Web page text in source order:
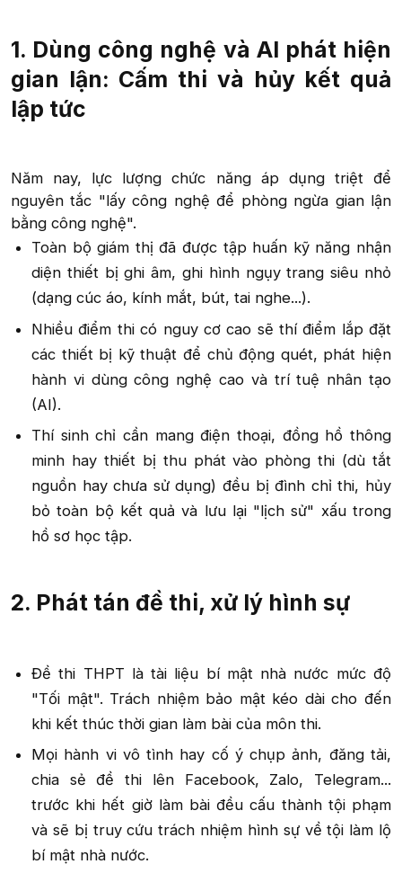
1. Dùng công nghệ và AI phát hiện
gian lận: Cấm thi và hủy kết quả
lập tức​
Năm nay, lực lượng chức năng áp dụng triệt để
nguyên tắc "lấy công nghệ để phòng ngừa gian lận
bằng công nghệ".​
Toàn bộ giám thị đã được tập huấn kỹ năng nhận
diện thiết bị ghi âm, ghi hình ngụy trang siêu nhỏ
(dạng cúc áo, kính mắt, bút, tai nghe...).​
Nhiều điểm thi có nguy cơ cao sẽ thí điểm lắp đặt
các thiết bị kỹ thuật để chủ động quét, phát hiện
hành vi dùng công nghệ cao và trí tuệ nhân tạo
(AI).​
Thí sinh chỉ cần mang điện thoại, đồng hồ thông
minh hay thiết bị thu phát vào phòng thi (dù tắt
nguồn hay chưa sử dụng) đều bị đình chỉ thi, hủy
bỏ toàn bộ kết quả và lưu lại "lịch sử" xấu trong
hồ sơ học tập.​
2. Phát tán đề thi, xử lý hình sự​
Đề thi THPT là tài liệu bí mật nhà nước mức độ
"Tối mật". Trách nhiệm bảo mật kéo dài cho đến
khi kết thúc thời gian làm bài của môn thi.​
Mọi hành vi vô tình hay cố ý chụp ảnh, đăng tải,
chia sẻ đề thi lên Facebook, Zalo, Telegram...
trước khi hết giờ làm bài đều cấu thành tội phạm
và sẽ bị truy cứu trách nhiệm hình sự về tội làm lộ
bí mật nhà nước.​